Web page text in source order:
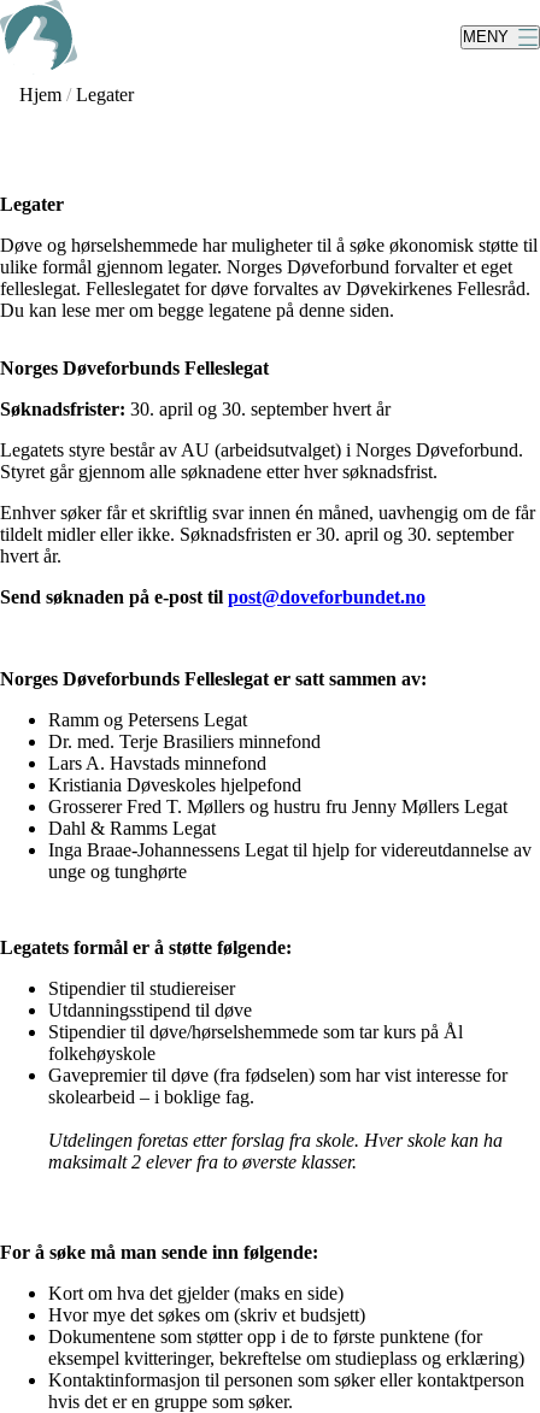
Skip
to
main
content
MENY
Hjem / Legater
Legater
Døve og hørselshemmede har muligheter til å søke økonomisk støtte til
ulike formål gjennom legater. Norges Døveforbund forvalter et eget
felleslegat. Felleslegatet for døve forvaltes av Døvekirkenes Fellesråd.
Du kan lese mer om begge legatene på denne siden.
Norges Døveforbunds Felleslegat
Søknadsfrister: 30. april og 30. september hvert år
Legatets styre består av AU (arbeidsutvalget) i Norges Døveforbund.
Styret går gjennom alle søknadene etter hver søknadsfrist.
Enhver søker får et skriftlig svar innen én måned, uavhengig om de får
tildelt midler eller ikke. Søknadsfristen er 30. april og 30. september
hvert år.
Send søknaden på e-post til post@doveforbundet.no
Norges Døveforbunds Felleslegat er satt sammen av:
Ramm og Petersens Legat
Dr. med. Terje Brasiliers minnefond
Lars A. Havstads minnefond
Kristiania Døveskoles hjelpefond
Grosserer Fred T. Møllers og hustru fru Jenny Møllers Legat
Dahl & Ramms Legat
Inga Braae-Johannessens Legat til hjelp for videreutdannelse av
unge og tunghørte
Legatets formål er å støtte følgende:
Stipendier til studiereiser
Utdanningsstipend til døve
Stipendier til døve/hørselshemmede som tar kurs på Ål
folkehøyskole
Gavepremier til døve (fra fødselen) som har vist interesse for
skolearbeid – i boklige fag.
Utdelingen foretas etter forslag fra skole. Hver skole kan ha
maksimalt 2 elever fra to øverste klasser.
For å søke må man sende inn følgende:
Kort om hva det gjelder (maks en side)
Hvor mye det søkes om (skriv et budsjett)
Dokumentene som støtter opp i de to første punktene (for
eksempel kvitteringer, bekreftelse om studieplass og erklæring)
Kontaktinformasjon til personen som søker eller kontaktperson
hvis det er en gruppe som søker.